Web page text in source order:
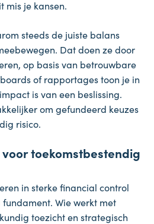
mis je kansen.
steeds de juiste balans
Dat doen ze door
op basis van betrouwbare
of rapportages toon je in
is van een beslissing.
om gefundeerd keuzes
risico.
toekomstbestendig
in sterke financial control
Wie werkt met
toezicht en strategisch